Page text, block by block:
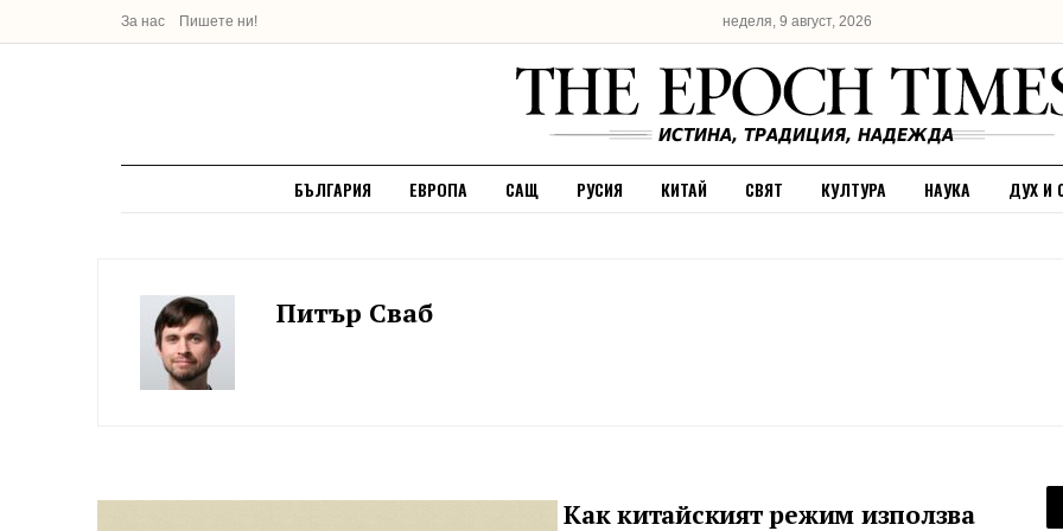
За нас Пишете ни! неделя, 9 август, 2026
БЪЛГАРИЯ ЕВРОПА САЩ РУСИЯ КИТАЙ СВЯТ КУЛТУРА НАУКА ДУХ И
Питър Сваб
Как китайският режим използва